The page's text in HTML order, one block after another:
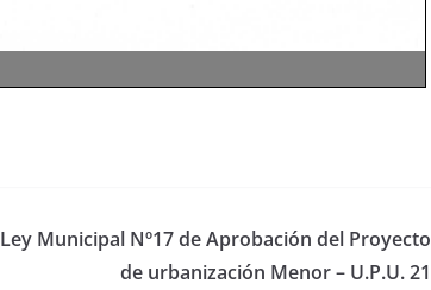
Ley Municipal Nº17 de Aprobación del Proyecto
de urbanización Menor – U.P.U. 21